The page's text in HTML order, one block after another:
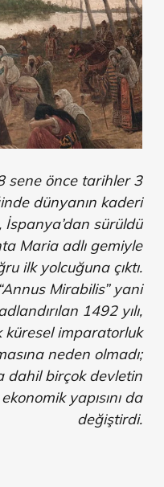
sene önce tarihler 3
dünyanın kaderi
sürüldü
Maria adlı gemiyle
ilk yolcuğuna çıktı.
Mirabilis” yani
1492 yılı,
küresel imparatorluk
neden olmadı;
dahil birçok devletin
yapısını da
değiştirdi.